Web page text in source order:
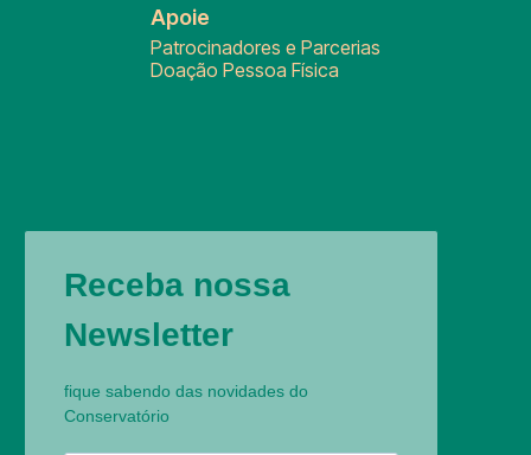
Apoie
Patrocinadores e Parcerias
Doação Pessoa Física